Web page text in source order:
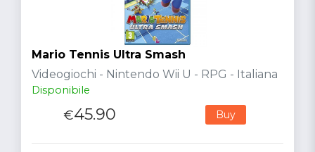
Mario Tennis Ultra Smash
Videogiochi - Nintendo Wii U - RPG - Italiana
Disponibile
€45.90 Buy